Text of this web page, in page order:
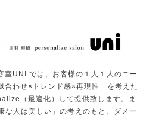
室UNI では、お客様の１人１人のニー
合わせ×トレンド感×再現性 を考えた
（最適化）して提供致します。ま
な人は美しい」の考えのもと、ダメー